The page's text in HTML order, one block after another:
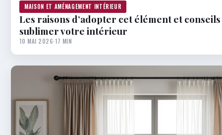
MAISON ET AMÉNAGEMENT INTÉRIEUR
Les raisons d’adopter cet élément et
sublimer votre intérieur
10 MAI 2026·17 MIN